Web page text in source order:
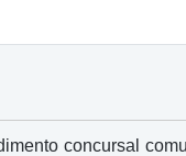
concursal